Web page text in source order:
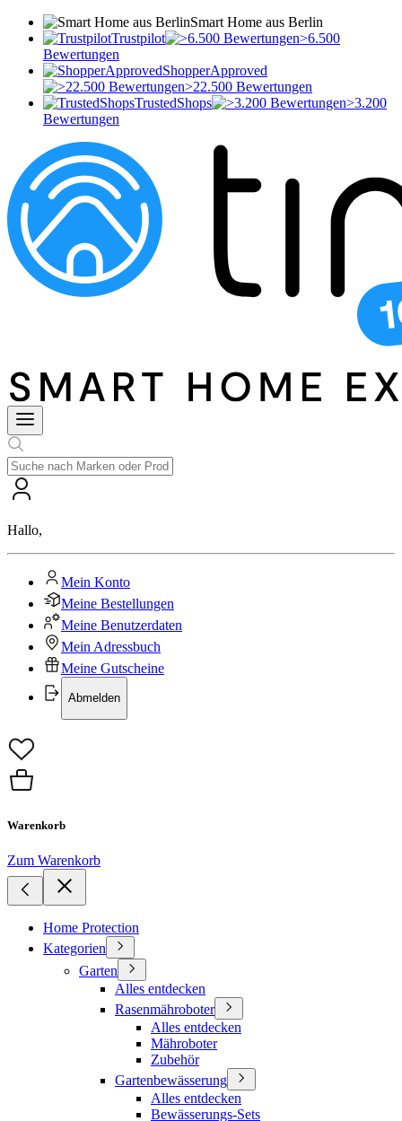
Smart Home aus Berlin
Trustpilot
>6.500
Bewertungen
ShopperApproved
>22.500 Bewertungen
TrustedShops
>3.200
Bewertungen
Hallo,
Mein Konto
Meine Bestellungen
Meine Benutzerdaten
Mein Adressbuch
Meine Gutscheine
Abmelden
Warenkorb
Zum Warenkorb
Home Protection
Kategorien
Garten
Alles entdecken
Rasenmähroboter
Alles entdecken
Mähroboter
Zubehör
Gartenbewässerung
Alles entdecken
Bewässerungs-Sets